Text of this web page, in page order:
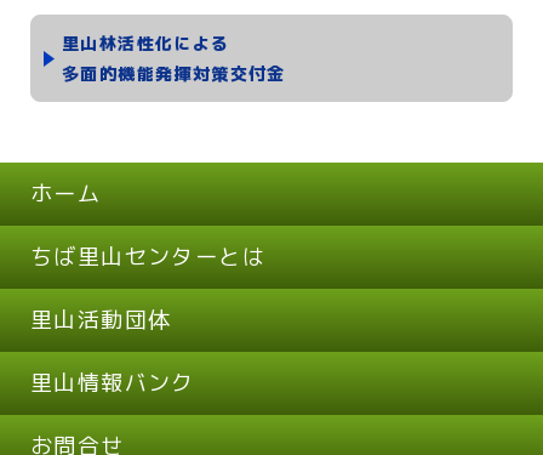
里山林活性化による
多面的機能発揮対策交付金
ホーム
ちば里山センターとは
里山活動団体
里山情報バンク
お問合せ